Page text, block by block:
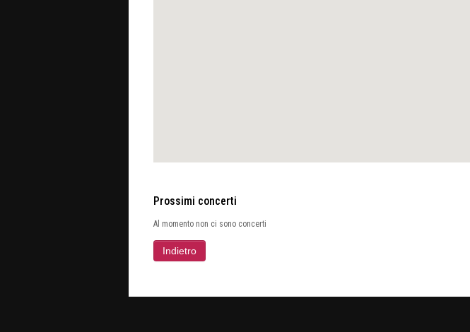
Prossimi concerti
Al momento non ci sono concerti